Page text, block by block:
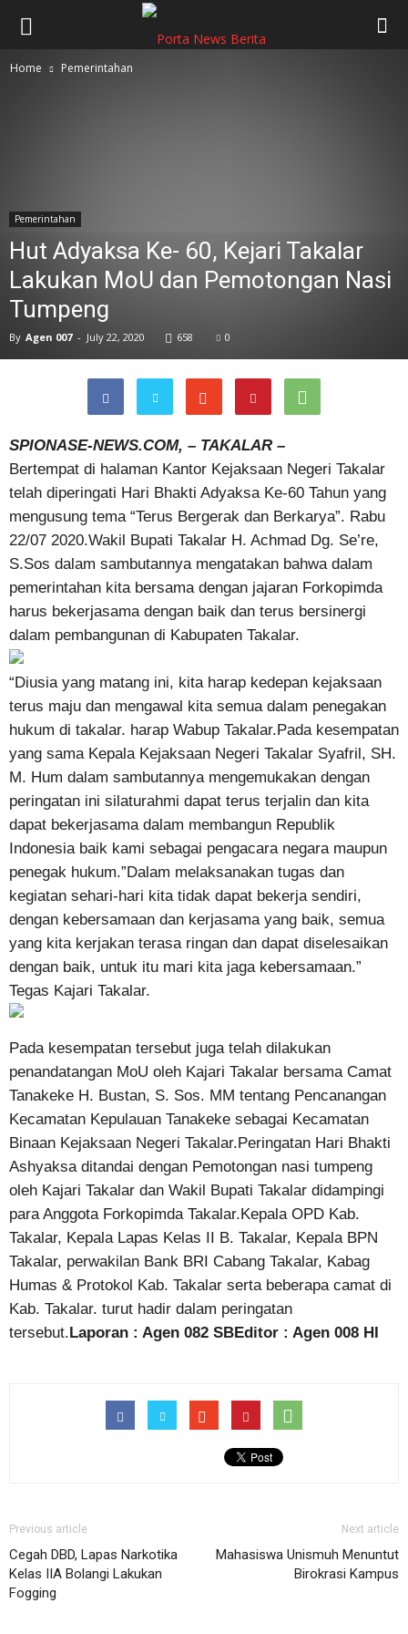
Home Pemerintahan
Pemerintahan
Hut Adyaksa Ke- 60, Kejari Takalar
Lakukan MoU dan Pemotongan Nasi
Tumpeng
By Agen 007 - July 22, 2020 658 0
SPIONASE-NEWS.COM, – TAKALAR –
Bertempat di halaman Kantor Kejaksaan Negeri Takalar
telah diperingati Hari Bhakti Adyaksa Ke-60 Tahun yang
mengusung tema “Terus Bergerak dan Berkarya”. Rabu
22/07 2020.Wakil Bupati Takalar H. Achmad Dg. Se’re,
S.Sos dalam sambutannya mengatakan bahwa dalam
pemerintahan kita bersama dengan jajaran Forkopimda
harus bekerjasama dengan baik dan terus bersinergi
dalam pembangunan di Kabupaten Takalar.
“Diusia yang matang ini, kita harap kedepan kejaksaan
terus maju dan mengawal kita semua dalam penegakan
hukum di takalar. harap Wabup Takalar.Pada kesempatan
yang sama Kepala Kejaksaan Negeri Takalar Syafril, SH.
M. Hum dalam sambutannya mengemukakan dengan
peringatan ini silaturahmi dapat terus terjalin dan kita
dapat bekerjasama dalam membangun Republik
Indonesia baik kami sebagai pengacara negara maupun
penegak hukum.”Dalam melaksanakan tugas dan
kegiatan sehari-hari kita tidak dapat bekerja sendiri,
dengan kebersamaan dan kerjasama yang baik, semua
yang kita kerjakan terasa ringan dan dapat diselesaikan
dengan baik, untuk itu mari kita jaga kebersamaan.”
Tegas Kajari Takalar.
Pada kesempatan tersebut juga telah dilakukan
penandatangan MoU oleh Kajari Takalar bersama Camat
Tanakeke H. Bustan, S. Sos. MM tentang Pencanangan
Kecamatan Kepulauan Tanakeke sebagai Kecamatan
Binaan Kejaksaan Negeri Takalar.Peringatan Hari Bhakti
Ashyaksa ditandai dengan Pemotongan nasi tumpeng
oleh Kajari Takalar dan Wakil Bupati Takalar didampingi
para Anggota Forkopimda Takalar.Kepala OPD Kab.
Takalar, Kepala Lapas Kelas II B. Takalar, Kepala BPN
Takalar, perwakilan Bank BRI Cabang Takalar, Kabag
Humas & Protokol Kab. Takalar serta beberapa camat di
Kab. Takalar. turut hadir dalam peringatan
tersebut.Laporan : Agen 082 SBEditor : Agen 008 HI
Previous article
Cegah DBD, Lapas Narkotika
Kelas IIA Bolangi Lakukan
Fogging
Next article
Mahasiswa Unismuh Menuntut
Birokrasi Kampus